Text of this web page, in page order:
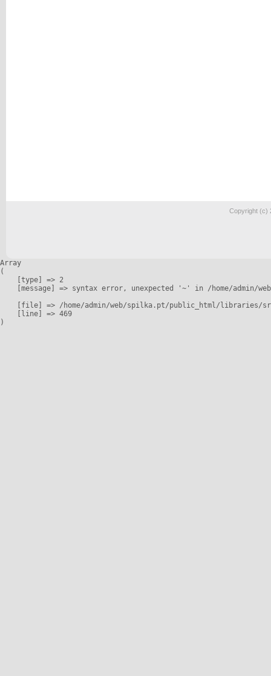
Copyright (c)
Array
(
    [type] => 2
[message] => syntax error, unexpected '~' in /home/admin/
[file] => /home/admin/web/spilka.pt/public_html/libraries/
    [line] => 469